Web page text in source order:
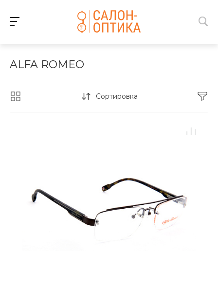
ALFA ROMEO
Сортировка